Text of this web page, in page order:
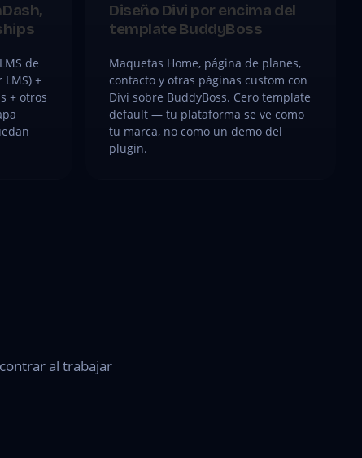
de
+
+ otros
Diseño Divi por encima del
template BuddyBoss
Maquetas Home, página de planes,
contacto y otras páginas custom con
Divi sobre BuddyBoss. Cero template
default — tu plataforma se ve como
tu marca, no como un demo del
plugin.
al trabajar